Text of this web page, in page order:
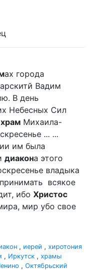
ах города
Вадим
В день
Небесных Сил
храм Михаила-
... ...
им была
диакона этого
владыка
всякое
ибо Христос
мир убо свое
, иерей , хиротония
, Иркутск , храмы
, Октябрьский